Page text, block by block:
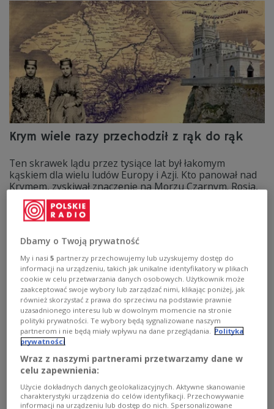
Krym wiele razy przechodził z rąk do rąk
Ten skrawek lądu przez tysiące lat był łakomym
kąskiem dla wielu ludów Europy i Azji. Kto panował nad
Krymem, zyskiwał znaczenie na Morzu Czarnym. Rosja,
siłą odbierając półwysep Ukrainie w 2014 roku, po raz
kolejny próbuje zmienić geografię polityczną regionu.
Imperium Osmańskie
Turcja aneksja
Tatarzy krymscy
Tatarzy
Agresja wśród nastolatków. Z czego wynika
Dbamy o Twoją prywatność
My i nasi5 partnerzy przechowujemy lub uzyskujemy dostęp do
informacji na urządzeniu, takich jak unikalne identyfikatory w plikach
cookie w celu przetwarzania danych osobowych. Użytkownik może
zaakceptować swoje wybory lub zarządzać nimi, klikając poniżej, jak
również skorzystać z prawa do sprzeciwu na podstawie prawnie
uzasadnionego interesu lub w dowolnym momencie na stronie
polityki prywatności. Te wybory będą sygnalizowane naszym
partnerom i nie będą miały wpływu na dane przeglądania. Polityka
prywatności
Wraz z naszymi partnerami przetwarzamy dane w
celu zapewnienia:
Użycie dokładnych danych geolokalizacyjnych. Aktywne skanowanie
charakterystyki urządzenia do celów identyfikacji. Przechowywanie
informacji na urządzeniu lub dostęp do nich. Spersonalizowane